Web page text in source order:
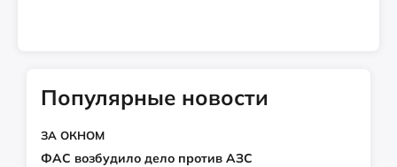
Популярные новости
ЗА ОКНОМ
ФАС возбудило дело против АЗС